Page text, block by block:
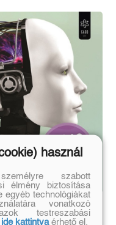
a robot
használ
szabott
élmény biztosítása
egyéb technológiákat
vonatkozó
testreszabási
ide kattintvaérhető el.